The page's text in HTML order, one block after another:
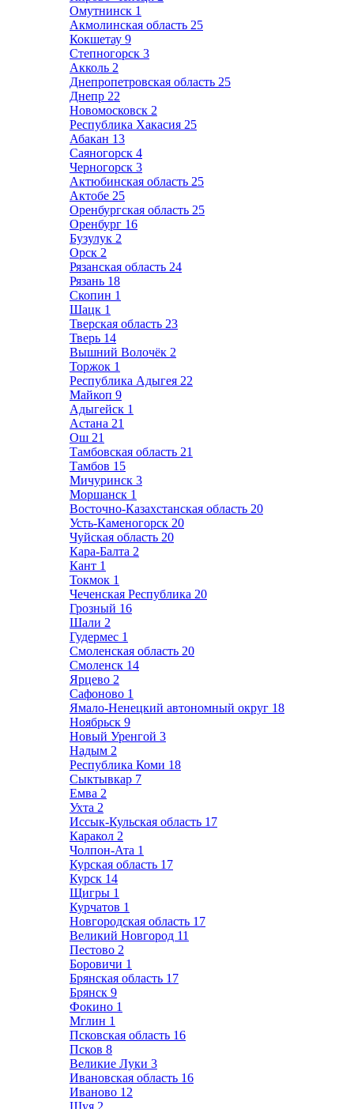
Омутнинск 1
Акмолинская область 25
Кокшетау 9
Степногорск 3
Акколь 2
Днепропетровская область 25
Днепр 22
Новомосковск 2
Республика Хакасия 25
Абакан 13
Саяногорск 4
Черногорск 3
Актюбинская область 25
Актобе 25
Оренбургская область 25
Оренбург 16
Бузулук 2
Орск 2
Рязанская область 24
Рязань 18
Скопин 1
Шацк 1
Тверская область 23
Тверь 14
Вышний Волочёк 2
Торжок 1
Республика Адыгея 22
Майкоп 9
Адыгейск 1
Астана 21
Ош 21
Тамбовская область 21
Тамбов 15
Мичуринск 3
Моршанск 1
Восточно-Казахстанская область 20
Усть-Каменогорск 20
Чуйская область 20
Кара-Балта 2
Кант 1
Токмок 1
Чеченская Республика 20
Грозный 16
Шали 2
Гудермес 1
Смоленская область 20
Смоленск 14
Ярцево 2
Сафоново 1
Ямало-Ненецкий автономный округ 18
Ноябрьск 9
Новый Уренгой 3
Надым 2
Республика Коми 18
Сыктывкар 7
Емва 2
Ухта 2
Иссык-Кульская область 17
Каракол 2
Чолпон-Ата 1
Курская область 17
Курск 14
Щигры 1
Курчатов 1
Новгородская область 17
Великий Новгород 11
Пестово 2
Боровичи 1
Брянская область 17
Брянск 9
Фокино 1
Мглин 1
Псковская область 16
Псков 8
Великие Луки 3
Ивановская область 16
Иваново 12
Шуя 2